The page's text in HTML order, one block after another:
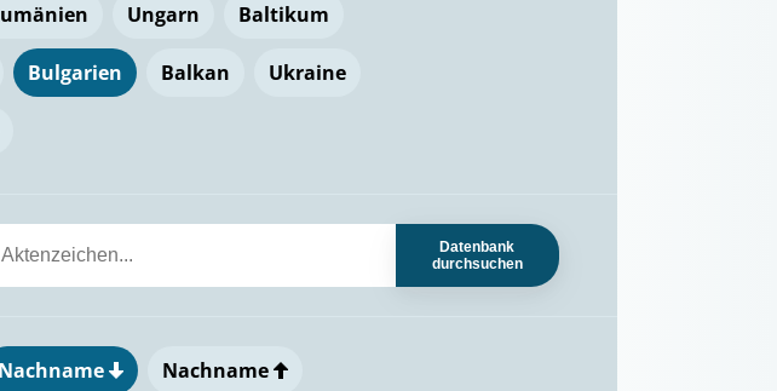
Ungarn Baltikum
Bulgarien Balkan Ukraine
Datenbank
durchsuchen
Nachname Nachname